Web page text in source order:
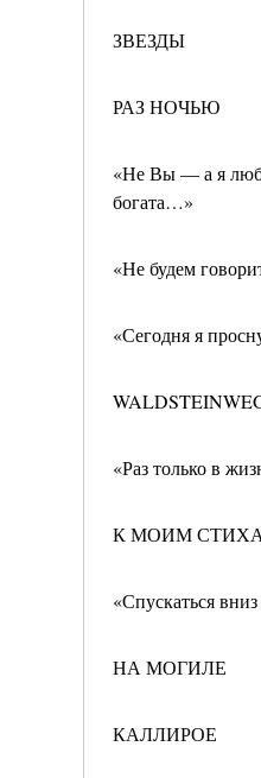
ЗВЕЗДЫ
РАЗ НОЧЬЮ
«Не Вы — а я
богата…»
«Не будем
«Сегодня я
«Раз только в
К МОИМ
«Спускаться
НА МОГИЛЕ
КАЛЛИРОЕ